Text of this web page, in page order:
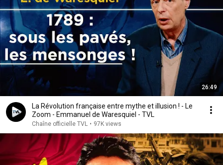
26:49
La Révolution française entre mythe et illusion ! - Le
Zoom - Emmanuel de Waresquiel - TVL
Chaîne officielle TVL • 97K views